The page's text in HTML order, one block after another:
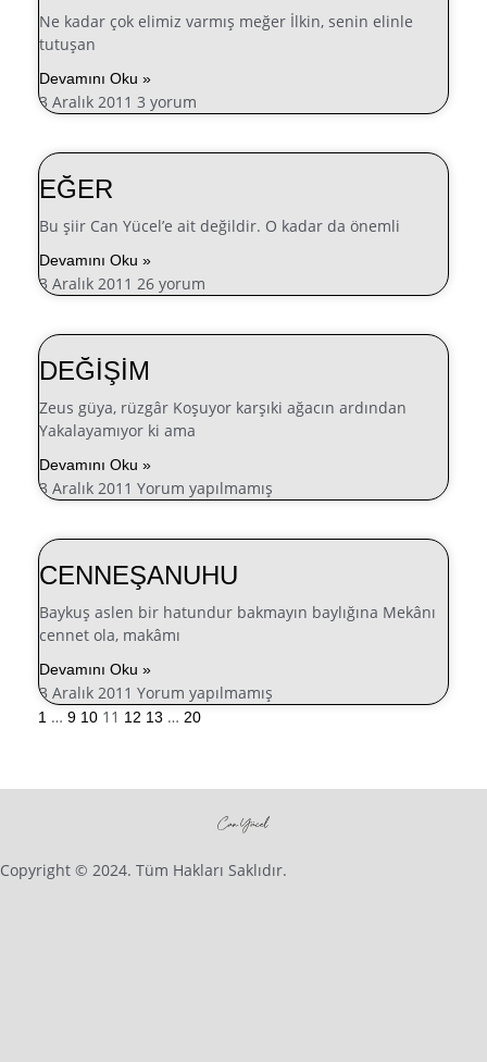
Ne kadar çok elimiz varmış meğer İlkin, senin elinle
tutuşan
Devamını Oku »
3 Aralık 2011 3 yorum
EĞER
Bu şiir Can Yücel’e ait değildir. O kadar da önemli
Devamını Oku »
3 Aralık 2011 26 yorum
DEĞİŞİM
Zeus güya, rüzgâr Koşuyor karşıki ağacın ardından
Yakalayamıyor ki ama
Devamını Oku »
3 Aralık 2011 Yorum yapılmamış
CENNEŞANUHU
Baykuş aslen bir hatundur bakmayın baylığına Mekânı
cennet ola, makâmı
Devamını Oku »
3 Aralık 2011 Yorum yapılmamış
1 … 9 10 11 12 13 … 20
Copyright © 2024. Tüm Hakları Saklıdır.